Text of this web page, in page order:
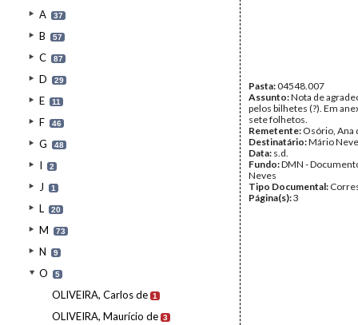
A 37
B 57
C 87
D 29
E 11
F 46
G 48
I 2
J 1
L 20
M 73
N 9
O 5
OLIVEIRA, Carlos de 1
OLIVEIRA, Maurício de 3
Pasta:04548.007
Assunto:Nota de
pelos bilhetes (?). Em
sete folhetos.
Remetente: Osório, Ana
Destinatário:Mário
Data: s.d.
Fundo:DMN -
Neves
Tipo Documental:
Página(s):3